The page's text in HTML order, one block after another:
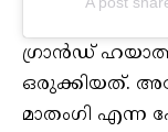
ഗ്രാൻഡ്
ഒരുക്കിയത്.
മാതംഗി എന്ന